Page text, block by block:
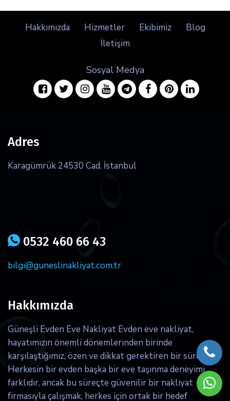
Hakkımızda Hizmetler Ekibimiz
Blog
İletişim
Sosyal Medya
facebook
twitterinstagram
youtubetelegramfacebookpinterestlinkedin
Adres
Karagümrük 24530 Cad. İstanbul
icon
0532 460 66 43
bilgi@guneslinakliyat.com.tr
Hakkımızda
Güneşli Evden Eve Nakliyat Evden eve nakliyat,
hayatımızın önemli dönemlerinden birinde
karşılaştığımız, özen ve dikkat gerektiren bir süreçtir.
Herkesin bir evden başka bir eve taşınma deneyimi
farklıdır, ancak bu süreçte güvenilir bir nakliyat
firmasıyla çalışmak, herkes için ortak bir hedef